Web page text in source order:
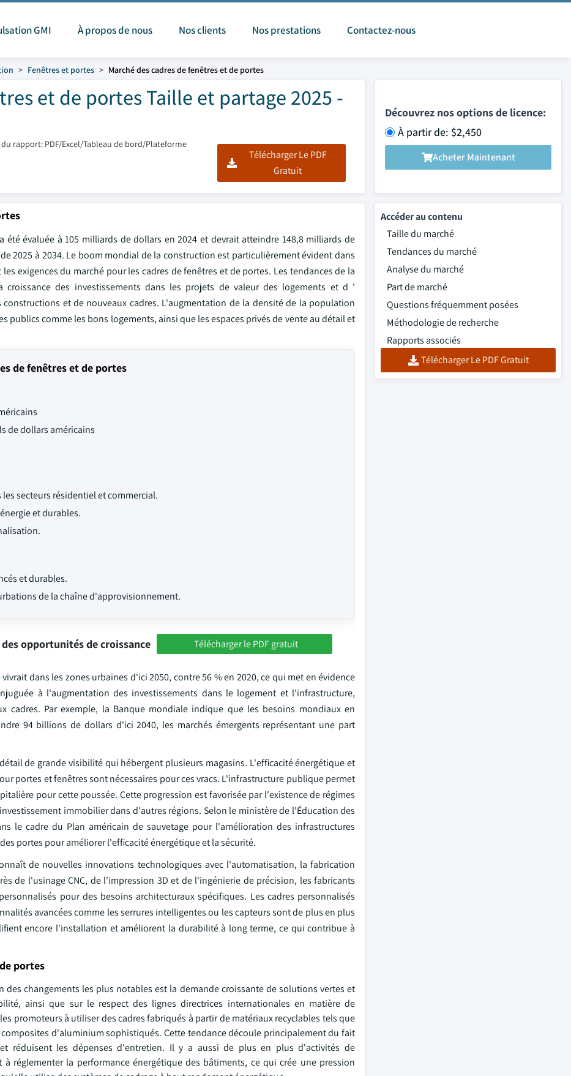
GMI À propos de nous Nos clients Nos prestations Contactez-nous
Fenêtres et portes Marché des cadres de fenêtres et de portes
et de portes Taille et partage 2025 -
rapport: PDF/Excel/Tableau de bord/Plateforme
Télécharger Le PDF
Gratuit
Découvrez nos options de licence:
À partir de: $2,450
Acheter Maintenant
évaluée à 105 milliards de dollars en 2024 et devrait atteindre 148,8 milliards de
2025 à 2034. Le boom mondial de la construction est particulièrement évident dans
exigences du marché pour les cadres de fenêtres et de portes. Les tendances de la
des investissements dans les projets de valeur des logements et d '
et de nouveaux cadres. L'augmentation de la densité de la population
comme les bons logements, ainsi que les espaces privés de vente au détail et
de fenêtres et de portes
de dollars américains
secteurs résidentiel et commercial.
et durables.
et durables.
de la chaîne d'approvisionnement.
opportunités de croissance Télécharger le PDF gratuit
dans les zones urbaines d'ici 2050, contre 56 % en 2020, ce qui met en évidence
à l'augmentation des investissements dans le logement et l'infrastructure,
cadres. Par exemple, la Banque mondiale indique que les besoins mondiaux en
94 billions de dollars d'ici 2040, les marchés émergents représentant une part
de grande visibilité qui hébergent plusieurs magasins. L'efficacité énergétique et
portes et fenêtres sont nécessaires pour ces vracs. L'infrastructure publique permet
pour cette poussée. Cette progression est favorisée par l'existence de régimes
immobilier dans d'autres régions. Selon le ministère de l'Éducation des
le cadre du Plan américain de sauvetage pour l'amélioration des infrastructures
portes pour améliorer l'efficacité énergétique et la sécurité.
de nouvelles innovations technologiques avec l'automatisation, la fabrication
de l'usinage CNC, de l'impression 3D et de l'ingénierie de précision, les fabricants
pour des besoins architecturaux spécifiques. Les cadres personnalisés
avancées comme les serrures intelligentes ou les capteurs sont de plus en plus
encore l'installation et améliorent la durabilité à long terme, ce qui contribue à
portes
changements les plus notables est la demande croissante de solutions vertes et
ainsi que sur le respect des lignes directrices internationales en matière de
promoteurs à utiliser des cadres fabriqués à partir de matériaux recyclables tels que
d'aluminium sophistiqués. Cette tendance découle principalement du fait
réduisent les dépenses d'entretien. Il y a aussi de plus en plus d'activités de
réglementer la performance énergétique des bâtiments, ce qui crée une pression
Accéder au contenu
Taille du marché
Tendances du marché
Analyse du marché
Part de marché
Questions fréquemment posées
Méthodologie de recherche
Rapports associés
Télécharger Le PDF Gratuit